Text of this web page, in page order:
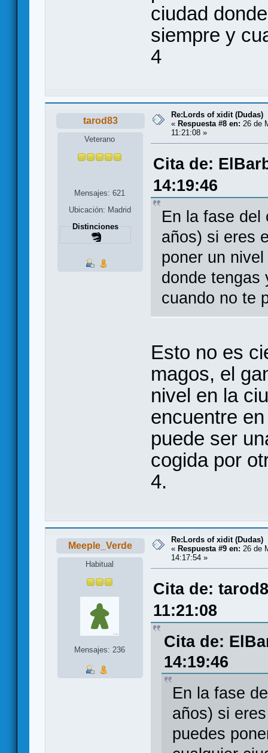
ciudad
siempre y
4
tarod83
Veterano
Mensajes: 621
Ubicación: Madrid
Distinciones
Re:Lords of xidit (Dudas)
« Respuesta #8 en: 26 de
11:21:08 »
Cita de:
14:19:46
En la fase del
años) si eres
poner un
donde tengas
cuando no te
Esto no es
magos, el
nivel en la
encuentre
puede ser
cogida por
4.
Meeple_Verde
Habitual
Mensajes: 236
Re:Lords of xidit (Dudas)
« Respuesta #9 en: 26 de
14:17:54 »
Cita de:
11:21:08
Cita de:
14:19:46
En la fase
años) si
puedes